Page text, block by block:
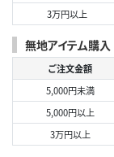
3万円以上
無地アイテム購入
ご注文金額
5,000円未満
5,000円以上
3万円以上